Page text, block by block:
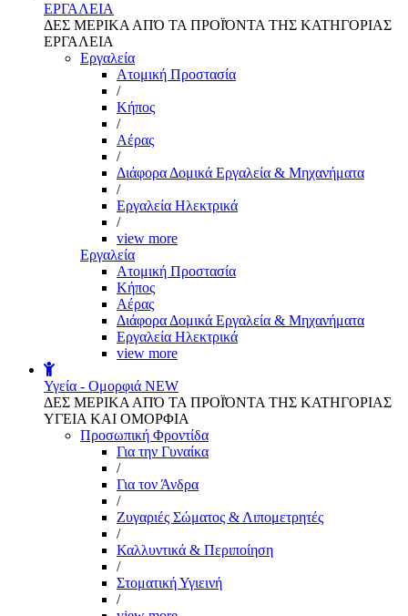
ΕΡΓΑΛΕΙΑ
ΔΕΣ ΜΕΡΙΚΑ ΑΠΌ ΤΑ ΠΡΟΪΌΝΤΑ ΤΗΣ ΚΑΤΗΓΟΡΙΑΣ
ΕΡΓΑΛΕΙΑ
Εργαλεία
Aτομική Προστασία
/
Kήπος
/
Αέρας
/
Διάφορα Δομικά Εργαλεία & Μηχανήματα
/
Εργαλεία Ηλεκτρικά
/
view more
Εργαλεία
Aτομική Προστασία
Kήπος
Αέρας
Διάφορα Δομικά Εργαλεία & Μηχανήματα
Εργαλεία Ηλεκτρικά
view more
Υγεία - Ομορφιά NEW
ΔΕΣ ΜΕΡΙΚΑ ΑΠΌ ΤΑ ΠΡΟΪΌΝΤΑ ΤΗΣ ΚΑΤΗΓΟΡΙΑΣ
ΥΓΕΙΑ ΚΑΙ ΟΜΟΡΦΙΑ
Προσωπική Φροντίδα
Για την Γυναίκα
/
Για τον Άνδρα
/
Ζυγαριές Σώματος & Λιπομετρητές
/
Καλλυντικά & Περιποίηση
/
Στοματική Υγιεινή
/